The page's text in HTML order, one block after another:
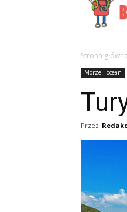
Strona główna
Morze i ocean
Przez